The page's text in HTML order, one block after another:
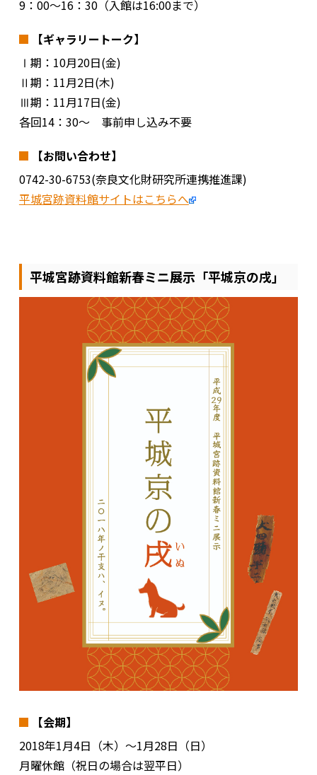
9：00～16：30（入館は16:00まで）
【ギャラリートーク】
Ⅰ期：10月20日(金)
Ⅱ期：11月2日(木)
Ⅲ期：11月17日(金)
各回14：30～ 事前申し込み不要
【お問い合わせ】
0742-30-6753(奈良文化財研究所連携推進課)
平城宮跡資料館サイトはこちらへ
平城宮跡資料館新春ミニ展示「平城京の戌」
【会期】
2018年1月4日（木）～1月28日（日）
月曜休館（祝日の場合は翌平日）